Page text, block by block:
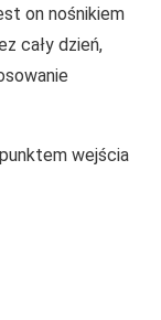
on nośnikiem
cały dzień,
wejścia